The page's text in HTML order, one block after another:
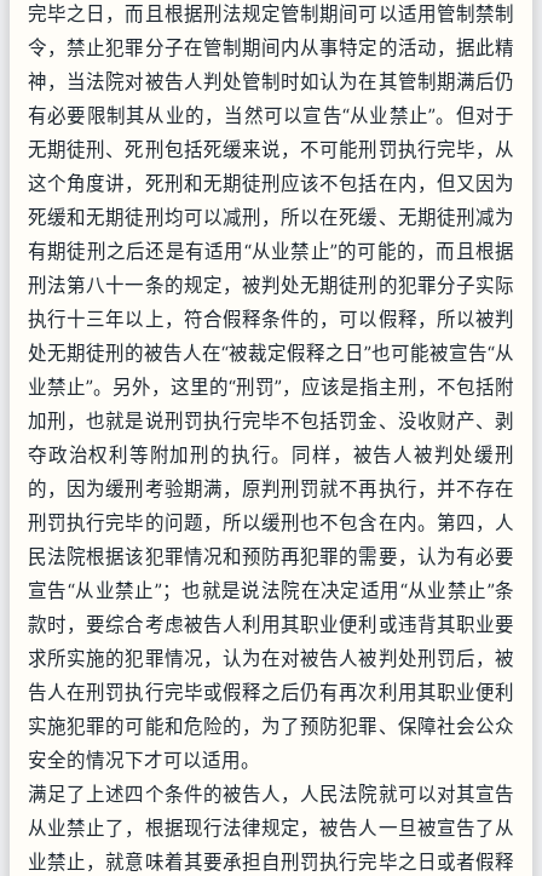
完毕之日，而且根据刑法规定管制期间可以适用管制禁制
令，禁止犯罪分子在管制期间内从事特定的活动，据此精
神，当法院对被告人判处管制时如认为在其管制期满后仍
有必要限制其从业的，当然可以宣告“从业禁止”。但对于
无期徒刑、死刑包括死缓来说，不可能刑罚执行完毕，从
这个角度讲，死刑和无期徒刑应该不包括在内，但又因为
死缓和无期徒刑均可以减刑，所以在死缓、无期徒刑减为
有期徒刑之后还是有适用“从业禁止”的可能的，而且根据
刑法第八十一条的规定，被判处无期徒刑的犯罪分子实际
执行十三年以上，符合假释条件的，可以假释，所以被判
处无期徒刑的被告人在“被裁定假释之日”也可能被宣告“从
业禁止”。另外，这里的“刑罚”，应该是指主刑，不包括附
加刑，也就是说刑罚执行完毕不包括罚金、没收财产、剥
夺政治权利等附加刑的执行。同样，被告人被判处缓刑
的，因为缓刑考验期满，原判刑罚就不再执行，并不存在
刑罚执行完毕的问题，所以缓刑也不包含在内。第四，人
民法院根据该犯罪情况和预防再犯罪的需要，认为有必要
宣告“从业禁止”；也就是说法院在决定适用“从业禁止”条
款时，要综合考虑被告人利用其职业便利或违背其职业要
求所实施的犯罪情况，认为在对被告人被判处刑罚后，被
告人在刑罚执行完毕或假释之后仍有再次利用其职业便利
实施犯罪的可能和危险的，为了预防犯罪、保障社会公众
安全的情况下才可以适用。
满足了上述四个条件的被告人，人民法院就可以对其宣告
从业禁止了，根据现行法律规定，被告人一旦被宣告了从
业禁止，就意味着其要承担自刑罚执行完毕之日或者假释